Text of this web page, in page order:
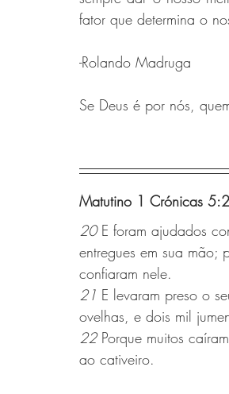
fator que determina o
-Rolando Madruga
Se Deus é por nós,
Matutino 1 Crónicas
20 E foram ajudados
entregues em sua
confiaram nele.
21 E levaram preso o
ovelhas, e dois mil
22 Porque muitos
ao cativeiro.